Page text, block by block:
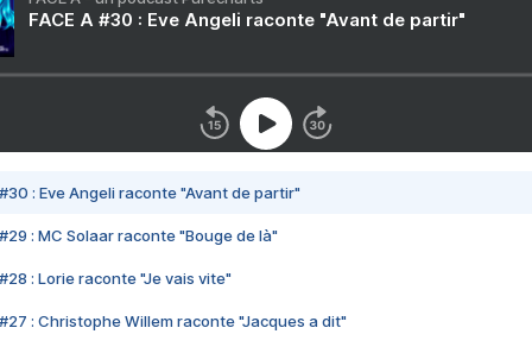
FACE A #30 : Eve Angeli raconte "Avant de partir"
#30 : Eve Angeli raconte "Avant de partir"
#29 : MC Solaar raconte "Bouge de là"
#28 : Lorie raconte "Je vais vite"
#27 : Christophe Willem raconte "Jacques a dit"